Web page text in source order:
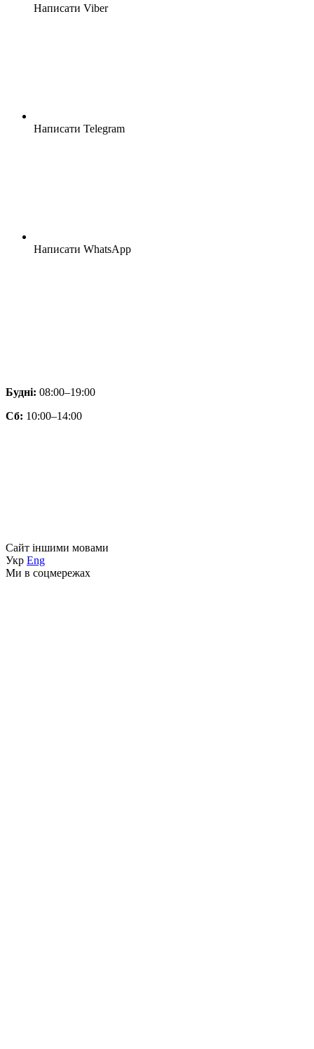
Написати Viber
Написати Telegram
Написати WhatsApp
Будні: 08:00–19:00
Сб: 10:00–14:00
Сайт іншими мовами
Укр Eng
Ми в соцмережах